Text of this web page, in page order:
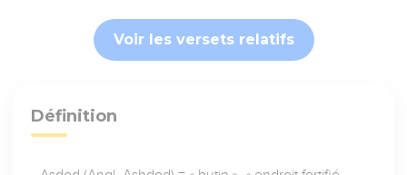
Voir les versets relatifs
Définition